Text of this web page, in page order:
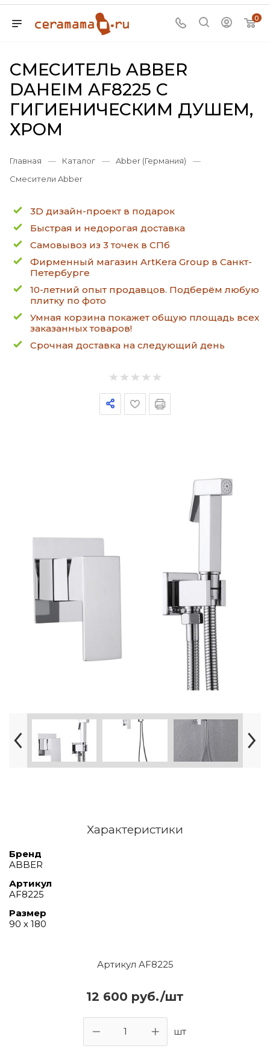
0
СМЕСИТЕЛЬ ABBER
DAHEIM AF8225 С
ГИГИЕНИЧЕСКИМ ДУШЕМ,
ХРОМ
Главная — Каталог — Abber (Германия)
—
Смесители Abber
3D дизайн-проект в подарок
Быстрая и недорогая доставка
Самовывоз из 3 точек в СПб
Фирменный магазин ArtKera Group в Санкт-
Петербурге
10-летний опыт продавцов. Подберём любую
плитку по фото
Умная корзина покажет общую площадь всех
заказанных товаров!
Срочная доставка на следующий день
Артикул AF8225
12 600 руб./шт
шт
Характеристики
Бренд
ABBER
Артикул
AF8225
Размер
90 х 180